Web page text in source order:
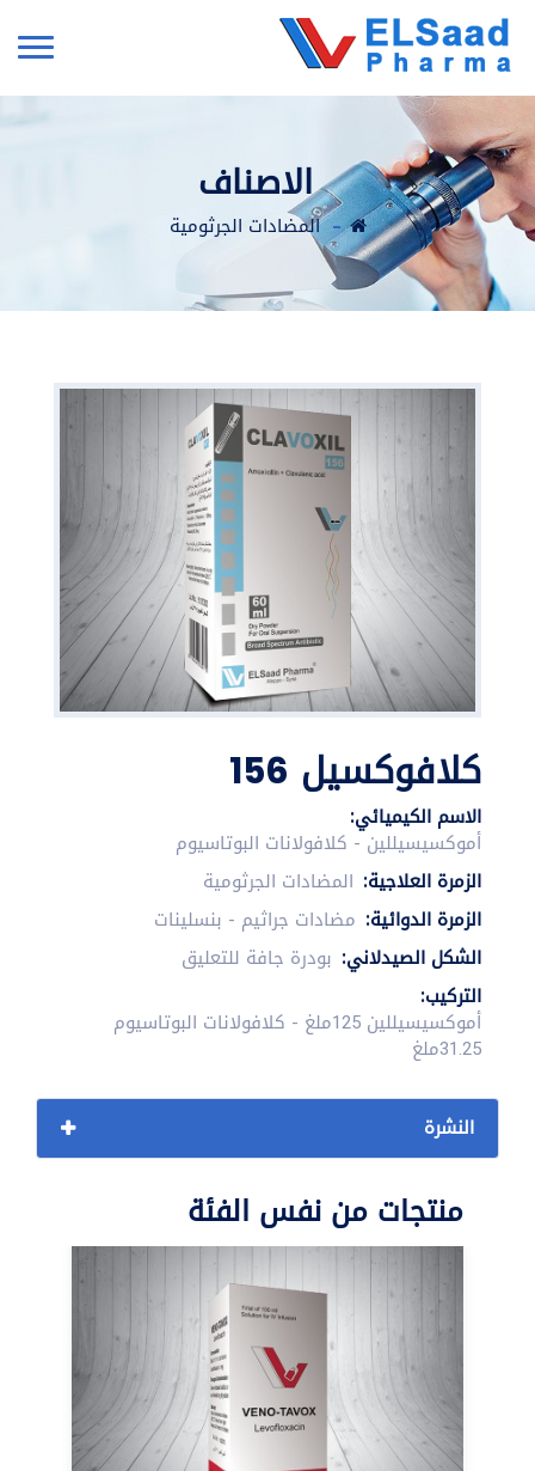
الاصناف
المضادات الجرثومية
كلافوكسيل 156
الاسم الكيميائي:
أموكسيسيللين - كلافولانات البوتاسيوم
الزمرة العلاجية: المضادات الجرثومية
الزمرة الدوائية: مضادات جراثيم - بنسلينات
الشكل الصيدلاني: بودرة جافة للتعليق
التركيب:
أموكسيسيللين 125ملغ - كلافولانات البوتاسيوم
31.25ملغ
النشرة
منتجات من نفس الفئة